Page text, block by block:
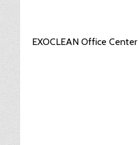
EXOCLEAN Office Center